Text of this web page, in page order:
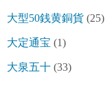
大型50銭黄銅貨 (25)
大定通宝 (1)
大泉五十 (33)